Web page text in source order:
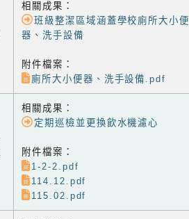
相關成果：
班級整潔區域涵蓋學校廁所大小便
器、洗手設備
附件檔案：
廁所大小便器、洗手設備.pdf
相關成果：
定期巡檢並更換飲水機濾心
附件檔案：
1-2-2.pdf
114.12.pdf
115.02.pdf